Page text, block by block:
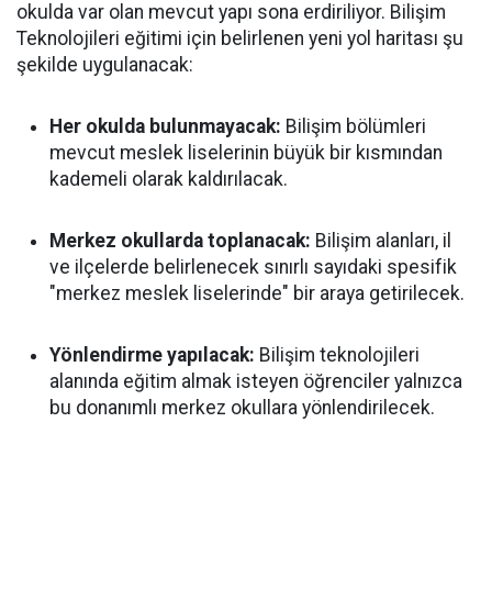
okulda var olan mevcut yapı sona erdiriliyor. Bilişim
Teknolojileri eğitimi için belirlenen yeni yol haritası şu
şekilde uygulanacak:
Her okulda bulunmayacak: Bilişim bölümleri
mevcut meslek liselerinin büyük bir kısmından
kademeli olarak kaldırılacak.
Merkez okullarda toplanacak: Bilişim alanları, il
ve ilçelerde belirlenecek sınırlı sayıdaki spesifik
"merkez meslek liselerinde" bir araya getirilecek.
Yönlendirme yapılacak: Bilişim teknolojileri
alanında eğitim almak isteyen öğrenciler yalnızca
bu donanımlı merkez okullara yönlendirilecek.